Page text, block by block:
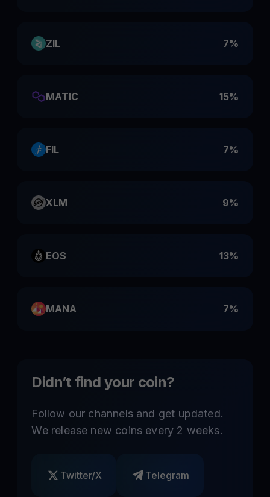
ZIL 7%
MATIC 15%
FIL 7%
XLM 9%
EOS 13%
MANA 7%
Didn’t find your coin?
Follow our channels and get updated.
We release new coins every 2 weeks.
Twitter/X Telegram